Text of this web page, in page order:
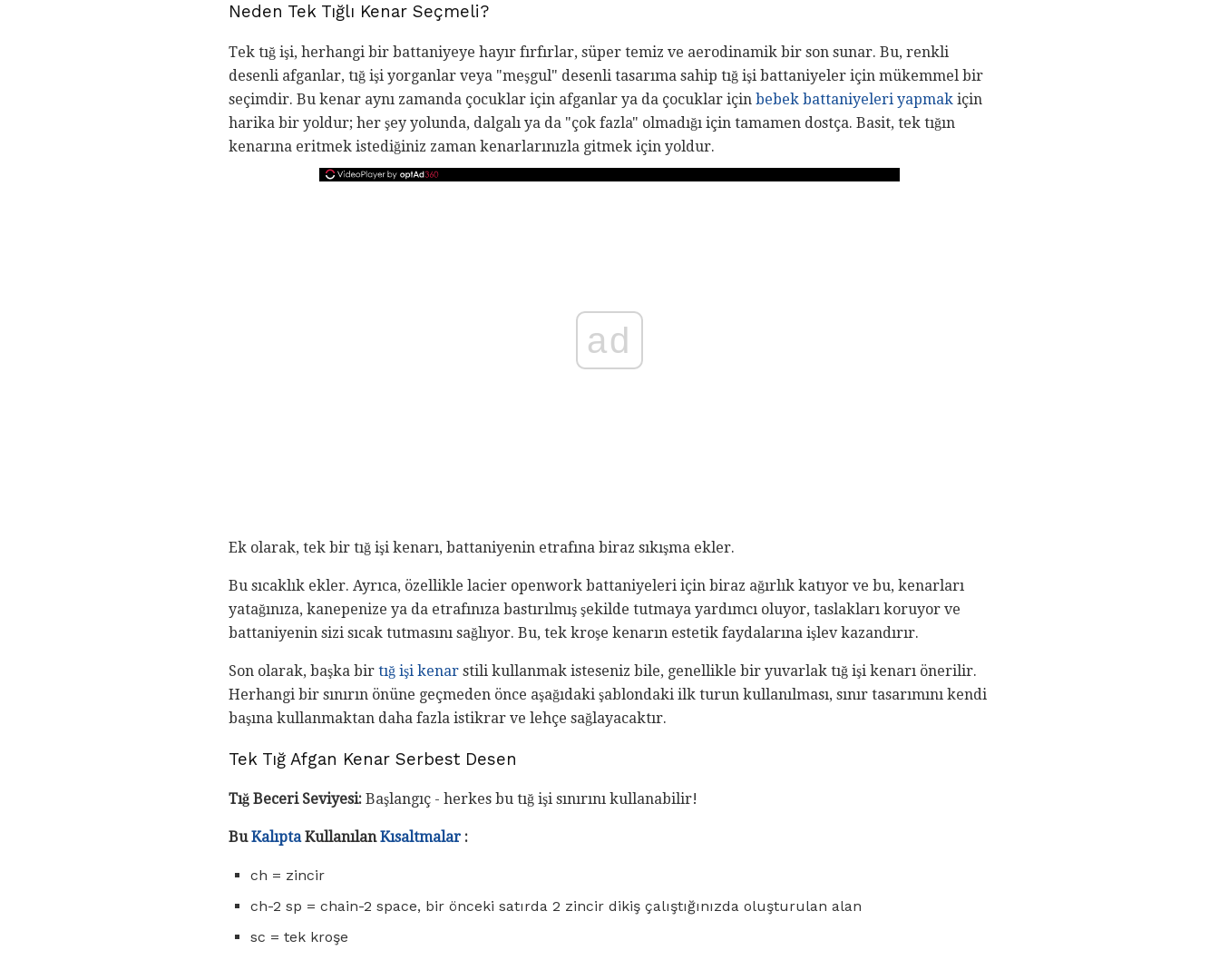
Neden Tek Tığlı Kenar Seçmeli?
Tek tığ işi, herhangi bir battaniyeye hayır fırfırlar, süper temiz ve aerodinamik bir son sunar. Bu, renkli
desenli afganlar, tığ işi yorganlar veya "meşgul" desenli tasarıma sahip tığ işi battaniyeler için mükemmel bir
seçimdir. Bu kenar aynı zamanda çocuklar için afganlar ya da çocuklar için bebek battaniyeleri yapmak için
harika bir yoldur; her şey yolunda, dalgalı ya da "çok fazla" olmadığı için tamamen dostça. Basit, tek tığın
kenarına eritmek istediğiniz zaman kenarlarınızla gitmek için yoldur.
ad
Ek olarak, tek bir tığ işi kenarı, battaniyenin etrafına biraz sıkışma ekler.
Bu sıcaklık ekler. Ayrıca, özellikle lacier openwork battaniyeleri için biraz ağırlık katıyor ve bu, kenarları
yatağınıza, kanepenize ya da etrafınıza bastırılmış şekilde tutmaya yardımcı oluyor, taslakları koruyor ve
battaniyenin sizi sıcak tutmasını sağlıyor. Bu, tek kroşe kenarın estetik faydalarına işlev kazandırır.
Son olarak, başka bir tığ işi kenar stili kullanmak isteseniz bile, genellikle bir yuvarlak tığ işi kenarı önerilir.
Herhangi bir sınırın önüne geçmeden önce aşağıdaki şablondaki ilk turun kullanılması, sınır tasarımını kendi
başına kullanmaktan daha fazla istikrar ve lehçe sağlayacaktır.
Tek Tığ Afgan Kenar Serbest Desen
Tığ Beceri Seviyesi: Başlangıç ​​- herkes bu tığ işi sınırını kullanabilir!
BuKalıptaKullanılanKısaltmalar :
ch = zincir
ch-2 sp = chain-2 space, bir önceki satırda 2 zincir dikiş çalıştığınızda oluşturulan alan
sc = tek kroşe